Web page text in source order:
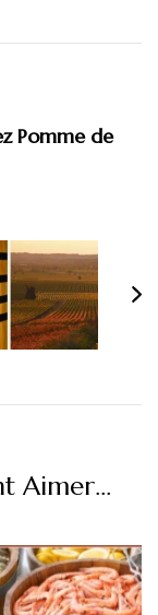
Pomme de
Aimer...